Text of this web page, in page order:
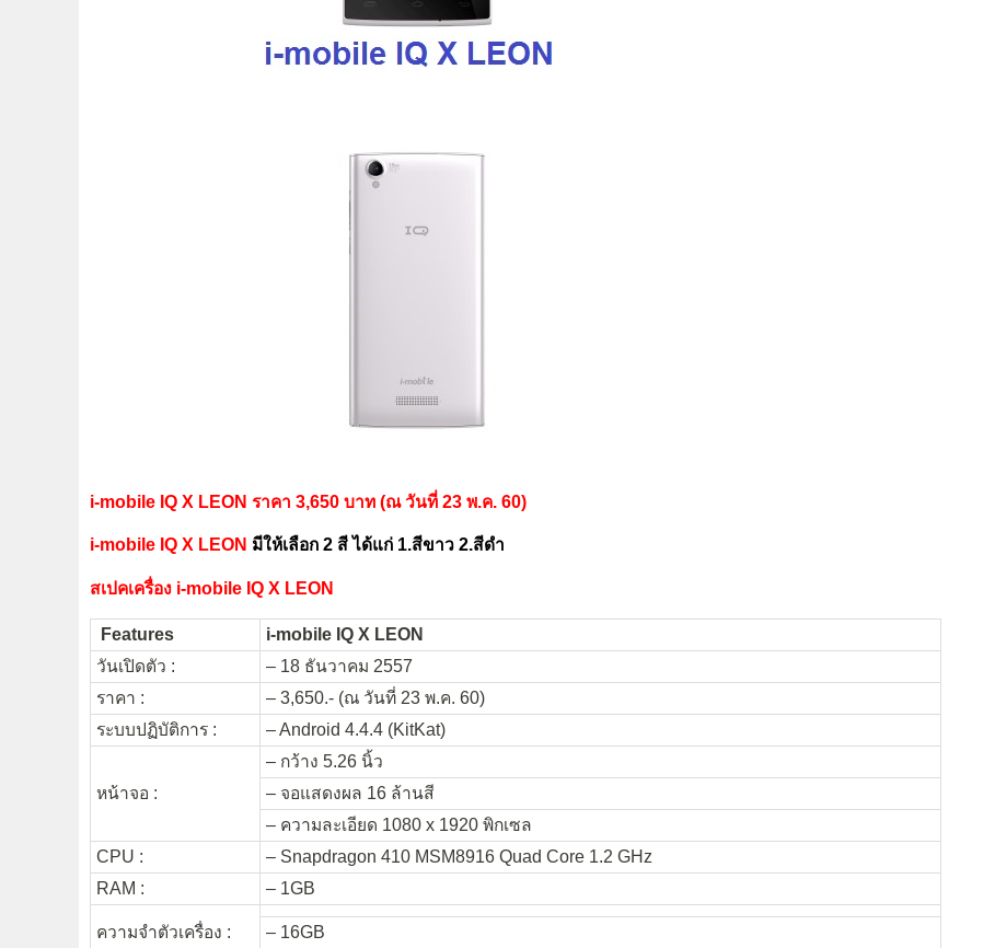
i-mobile IQ X LEON ราคา 3,650 บาท (ณ วันที่ 23 พ.ค. 60)
i-mobile IQ X LEON มีให้เลือก 2 สี ได้แก่ 1.สีขาว 2.สีดำ
สเปคเครื่อง i-mobile IQ X LEON
Features
i-mobile IQ X LEON
วันเปิดตัว :
– 18 ธันวาคม 2557
ราคา :
– 3,650.- (ณ วันที่ 23 พ.ค. 60)
ระบบปฏิบัติการ :
– Android 4.4.4 (KitKat)
หน้าจอ :
– กว้าง 5.26 นิ้ว
– จอแสดงผล 16 ล้านสี
– ความละเอียด 1080 x 1920 พิกเซล
CPU :
– Snapdragon 410 MSM8916 Quad Core 1.2 GHz
RAM :
– 1GB
ความจำตัวเครื่อง : – 16GB